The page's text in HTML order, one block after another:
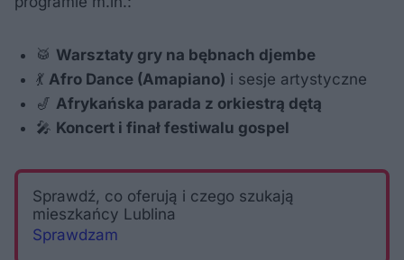
🥁 Warsztaty gry na bębnach djembe
💃 Afro Dance (Amapiano) i sesje artystyczne
🎷 Afrykańska parada z orkiestrą dętą
🎤 Koncert i finał festiwalu gospel
Sprawdź, co oferują i czego szukają
mieszkańcy Lublina
Sprawdzam